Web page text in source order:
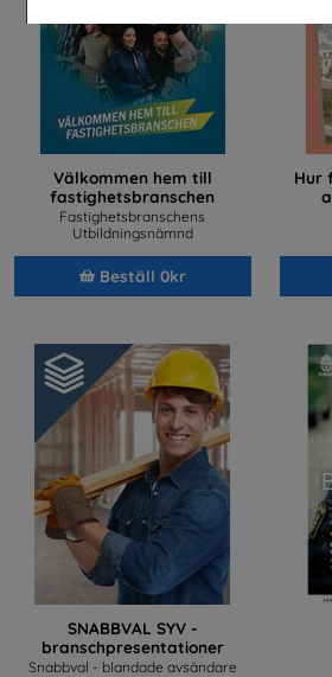
Välkommen hem till
fastighetsbranschen
Fastighetsbranschens
Utbildningsnämnd
Beställ 0kr
Hur
SNABBVAL SYV -
branschpresentationer
Snabbval - blandade avsändare